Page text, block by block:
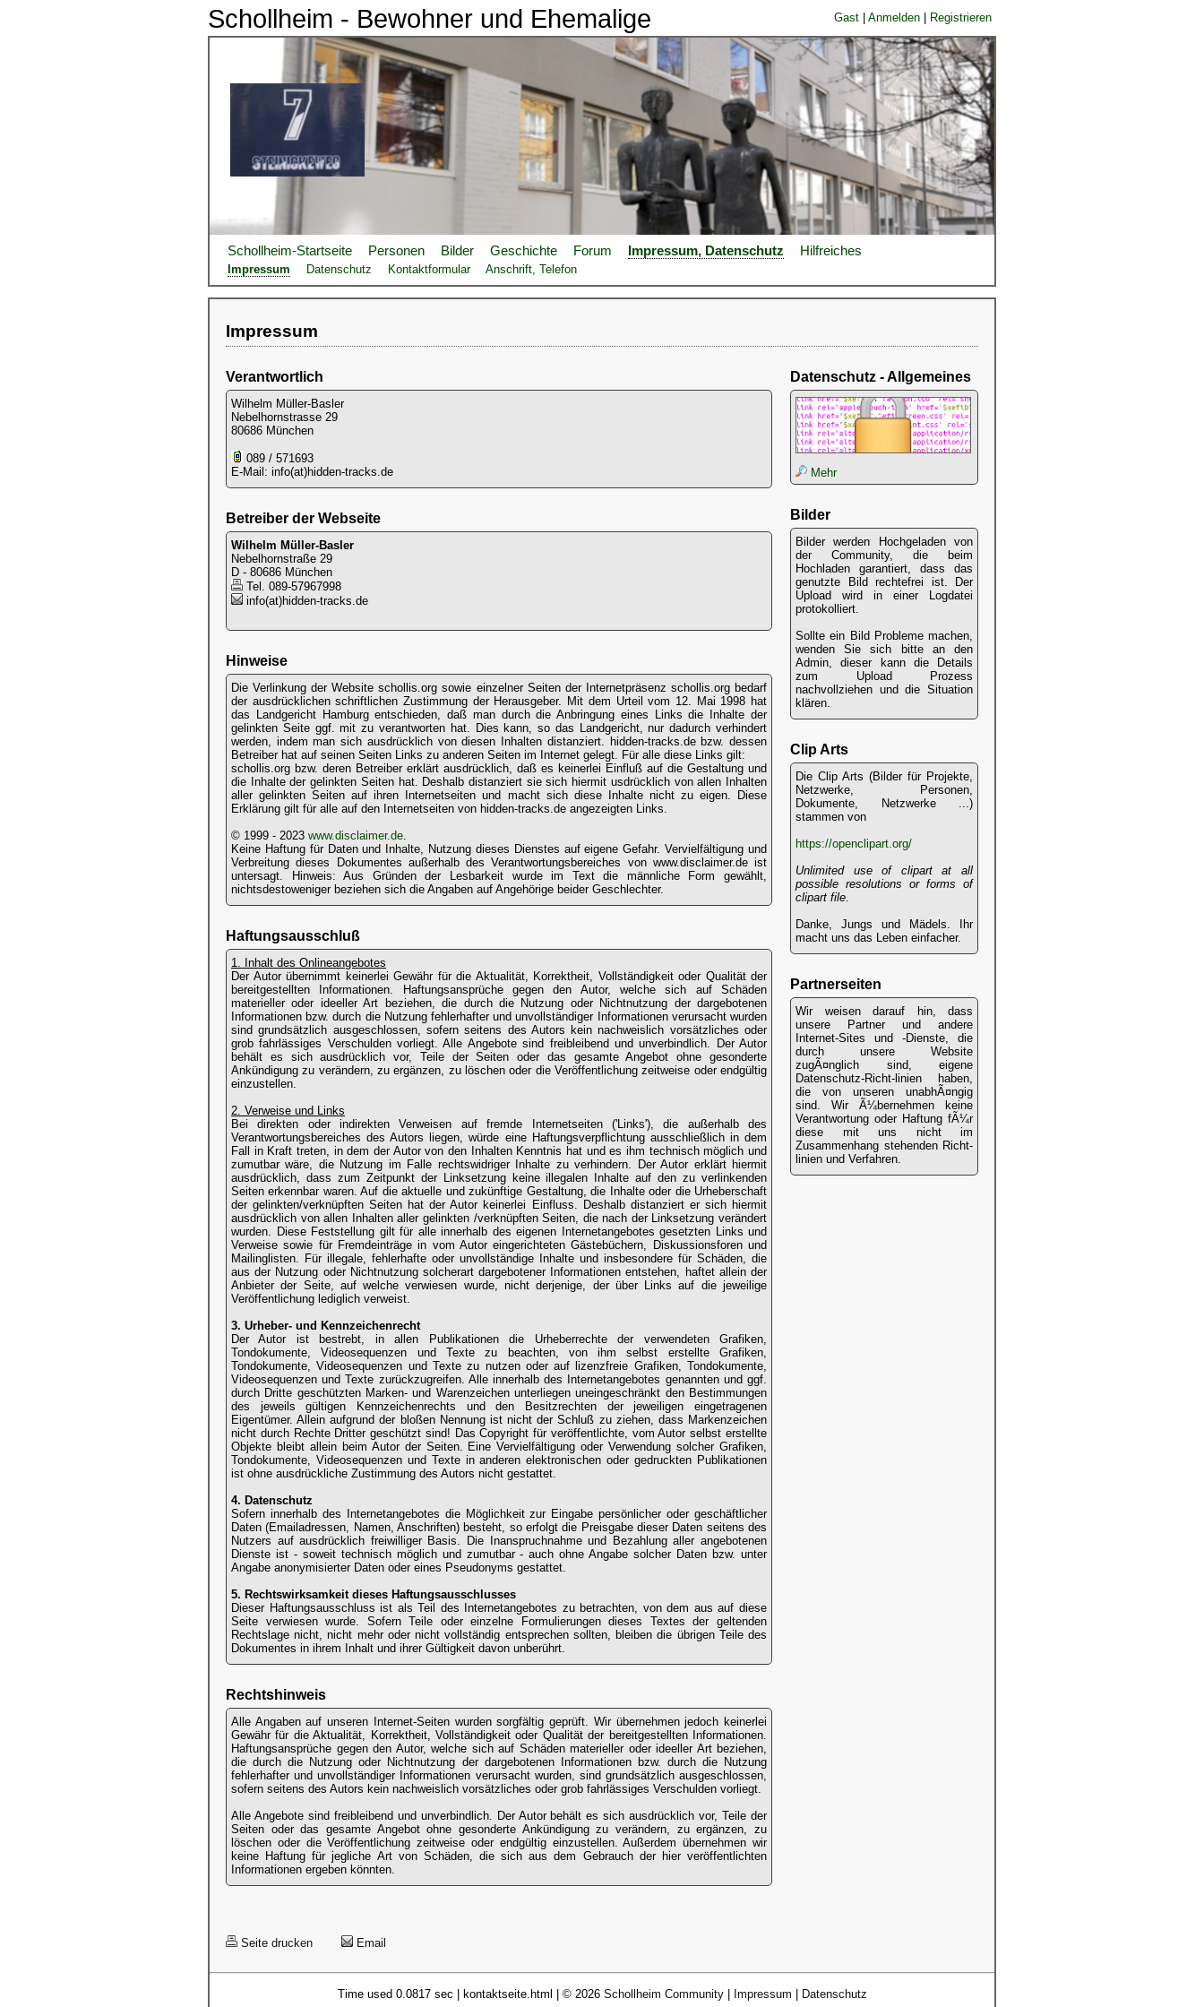
Schollheim - Bewohner und Ehemalige Gast Anmelden Registrieren
Schollheim-Startseite Personen Bilder Geschichte Forum Impressum, Datenschutz Hilfreiches
Impressum Datenschutz Kontaktformular Anschrift, Telefon
Impressum
Verantwortlich
Wilhelm Müller-Basler
Nebelhornstrasse 29
80686 München
089 / 571693
E-Mail: info(at)hidden-tracks.de
Betreiber der Webseite
Wilhelm Müller-Basler
Nebelhornstraße 29
D - 80686 München
Tel. 089-57967998
info(at)hidden-tracks.de
Hinweise
Die Verlinkung der Website schollis.org sowie einzelner Seiten der Internetpräsenz schollis.org bedarf
der ausdrücklichen schriftlichen Zustimmung der Herausgeber. Mit dem Urteil vom 12. Mai 1998 hat
das Landgericht Hamburg entschieden, daß man durch die Anbringung eines Links die Inhalte der
gelinkten Seite ggf. mit zu verantworten hat. Dies kann, so das Landgericht, nur dadurch verhindert
werden, indem man sich ausdrücklich von diesen Inhalten distanziert. hidden-tracks.de bzw. dessen
Betreiber hat auf seinen Seiten Links zu anderen Seiten im Internet gelegt. Für alle diese Links gilt:
schollis.org bzw. deren Betreiber erklärt ausdrücklich, daß es keinerlei Einfluß auf die Gestaltung und
die Inhalte der gelinkten Seiten hat. Deshalb distanziert sie sich hiermit usdrücklich von allen Inhalten
aller gelinkten Seiten auf ihren Internetseiten und macht sich diese Inhalte nicht zu eigen. Diese
Erklärung gilt für alle auf den Internetseiten von hidden-tracks.de angezeigten Links.
© 1999 - 2023 www.disclaimer.de.
Keine Haftung für Daten und Inhalte, Nutzung dieses Dienstes auf eigene Gefahr. Vervielfältigung und
Verbreitung dieses Dokumentes außerhalb des Verantwortungsbereiches von www.disclaimer.de ist
untersagt. Hinweis: Aus Gründen der Lesbarkeit wurde im Text die männliche Form gewählt,
nichtsdestoweniger beziehen sich die Angaben auf Angehörige beider Geschlechter.
Haftungsausschluß
1. Inhalt des Onlineangebotes
Der Autor übernimmt keinerlei Gewähr für die Aktualität, Korrektheit, Vollständigkeit oder Qualität der
bereitgestellten Informationen. Haftungsansprüche gegen den Autor, welche sich auf Schäden
materieller oder ideeller Art beziehen, die durch die Nutzung oder Nichtnutzung der dargebotenen
Informationen bzw. durch die Nutzung fehlerhafter und unvollständiger Informationen verursacht wurden
sind grundsätzlich ausgeschlossen, sofern seitens des Autors kein nachweislich vorsätzliches oder
grob fahrlässiges Verschulden vorliegt. Alle Angebote sind freibleibend und unverbindlich. Der Autor
behält es sich ausdrücklich vor, Teile der Seiten oder das gesamte Angebot ohne gesonderte
Ankündigung zu verändern, zu ergänzen, zu löschen oder die Veröffentlichung zeitweise oder endgültig
einzustellen.
2. Verweise und Links
Bei direkten oder indirekten Verweisen auf fremde Internetseiten ('Links'), die außerhalb des
Verantwortungsbereiches des Autors liegen, würde eine Haftungsverpflichtung ausschließlich in dem
Fall in Kraft treten, in dem der Autor von den Inhalten Kenntnis hat und es ihm technisch möglich und
zumutbar wäre, die Nutzung im Falle rechtswidriger Inhalte zu verhindern. Der Autor erklärt hiermit
ausdrücklich, dass zum Zeitpunkt der Linksetzung keine illegalen Inhalte auf den zu verlinkenden
Seiten erkennbar waren. Auf die aktuelle und zukünftige Gestaltung, die Inhalte oder die Urheberschaft
der gelinkten/verknüpften Seiten hat der Autor keinerlei Einfluss. Deshalb distanziert er sich hiermit
ausdrücklich von allen Inhalten aller gelinkten /verknüpften Seiten, die nach der Linksetzung verändert
wurden. Diese Feststellung gilt für alle innerhalb des eigenen Internetangebotes gesetzten Links und
Verweise sowie für Fremdeinträge in vom Autor eingerichteten Gästebüchern, Diskussionsforen und
Mailinglisten. Für illegale, fehlerhafte oder unvollständige Inhalte und insbesondere für Schäden, die
aus der Nutzung oder Nichtnutzung solcherart dargebotener Informationen entstehen, haftet allein der
Anbieter der Seite, auf welche verwiesen wurde, nicht derjenige, der über Links auf die jeweilige
Veröffentlichung lediglich verweist.
3. Urheber- und Kennzeichenrecht
Der Autor ist bestrebt, in allen Publikationen die Urheberrechte der verwendeten Grafiken,
Tondokumente, Videosequenzen und Texte zu beachten, von ihm selbst erstellte Grafiken,
Tondokumente, Videosequenzen und Texte zu nutzen oder auf lizenzfreie Grafiken, Tondokumente,
Videosequenzen und Texte zurückzugreifen. Alle innerhalb des Internetangebotes genannten und ggf.
durch Dritte geschützten Marken- und Warenzeichen unterliegen uneingeschränkt den Bestimmungen
des jeweils gültigen Kennzeichenrechts und den Besitzrechten der jeweiligen eingetragenen
Eigentümer. Allein aufgrund der bloßen Nennung ist nicht der Schluß zu ziehen, dass Markenzeichen
nicht durch Rechte Dritter geschützt sind! Das Copyright für veröffentlichte, vom Autor selbst erstellte
Objekte bleibt allein beim Autor der Seiten. Eine Vervielfältigung oder Verwendung solcher Grafiken,
Tondokumente, Videosequenzen und Texte in anderen elektronischen oder gedruckten Publikationen
ist ohne ausdrückliche Zustimmung des Autors nicht gestattet.
4. Datenschutz
Sofern innerhalb des Internetangebotes die Möglichkeit zur Eingabe persönlicher oder geschäftlicher
Daten (Emailadressen, Namen, Anschriften) besteht, so erfolgt die Preisgabe dieser Daten seitens des
Nutzers auf ausdrücklich freiwilliger Basis. Die Inanspruchnahme und Bezahlung aller angebotenen
Dienste ist - soweit technisch möglich und zumutbar - auch ohne Angabe solcher Daten bzw. unter
Angabe anonymisierter Daten oder eines Pseudonyms gestattet.
5. Rechtswirksamkeit dieses Haftungsausschlusses
Dieser Haftungsausschluss ist als Teil des Internetangebotes zu betrachten, von dem aus auf diese
Seite verwiesen wurde. Sofern Teile oder einzelne Formulierungen dieses Textes der geltenden
Rechtslage nicht, nicht mehr oder nicht vollständig entsprechen sollten, bleiben die übrigen Teile des
Dokumentes in ihrem Inhalt und ihrer Gültigkeit davon unberührt.
Rechtshinweis
Alle Angaben auf unseren Internet-Seiten wurden sorgfältig geprüft. Wir übernehmen jedoch keinerlei
Gewähr für die Aktualität, Korrektheit, Vollständigkeit oder Qualität der bereitgestellten Informationen.
Haftungsansprüche gegen den Autor, welche sich auf Schäden materieller oder ideeller Art beziehen,
die durch die Nutzung oder Nichtnutzung der dargebotenen Informationen bzw. durch die Nutzung
fehlerhafter und unvollständiger Informationen verursacht wurden, sind grundsätzlich ausgeschlossen,
sofern seitens des Autors kein nachweislich vorsätzliches oder grob fahrlässiges Verschulden vorliegt.
Alle Angebote sind freibleibend und unverbindlich. Der Autor behält es sich ausdrücklich vor, Teile der
Seiten oder das gesamte Angebot ohne gesonderte Ankündigung zu verändern, zu ergänzen, zu
löschen oder die Veröffentlichung zeitweise oder endgültig einzustellen. Außerdem übernehmen wir
keine Haftung für jegliche Art von Schäden, die sich aus dem Gebrauch der hier veröffentlichten
Informationen ergeben könnten.
Datenschutz - Allgemeines
Mehr
Bilder
Bilder werden Hochgeladen von
der Community, die beim
Hochladen garantiert, dass das
genutzte Bild rechtefrei ist. Der
Upload wird in einer Logdatei
protokolliert.
Sollte ein Bild Probleme machen,
wenden Sie sich bitte an den
Admin, dieser kann die Details
zum Upload Prozess
nachvollziehen und die Situation
klären.
Clip Arts
Die Clip Arts (Bilder für Projekte,
Netzwerke, Personen,
Dokumente, Netzwerke ...)
stammen von
https://openclipart.org/
Unlimited use of clipart at all
possible resolutions or forms of
clipart file.
Danke, Jungs und Mädels. Ihr
macht uns das Leben einfacher.
Partnerseiten
Wir weisen darauf hin, dass
unsere Partner und andere
Internet-Sites und -Dienste, die
durch unsere Website
zugÃ¤nglich sind, eigene
Datenschutz-Richt-linien haben,
die von unseren unabhÃ¤ngig
sind. Wir Ã¼bernehmen keine
Verantwortung oder Haftung fÃ¼r
diese mit uns nicht im
Zusammenhang stehenden Richt-
linien und Verfahren.
Seite drucken Email
Time used 0.0817 sec | kontaktseite.html | © 2026 Schollheim Community| Impressum Datenschutz